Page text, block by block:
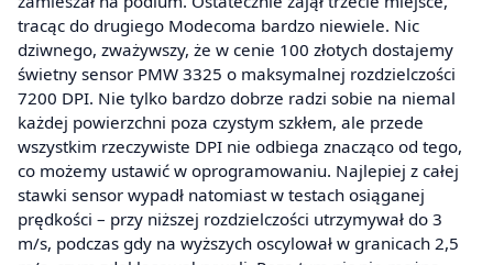
tracąc do drugiego Modecoma bardzo niewiele. Nic
dziwnego, zważywszy, że w cenie 100 złotych dostajemy
świetny sensor PMW 3325 o maksymalnej rozdzielczości
7200 DPI. Nie tylko bardzo dobrze radzi sobie na niemal
każdej powierzchni poza czystym szkłem, ale przede
wszystkim rzeczywiste DPI nie odbiega znacząco od tego,
co możemy ustawić w oprogramowaniu. Najlepiej z całej
stawki sensor wypadł natomiast w testach osiąganej
prędkości – przy niższej rozdzielczości utrzymywał do 3
m/s, podczas gdy na wyższych oscylował w granicach 2,5